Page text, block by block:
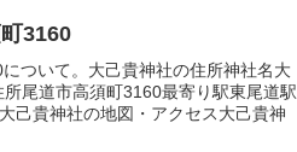
3160
ついて。大己貴神社の住所神社名大
尾道市高須町3160最寄り駅東尾道駅
己貴神社の地図・アクセス大己貴神